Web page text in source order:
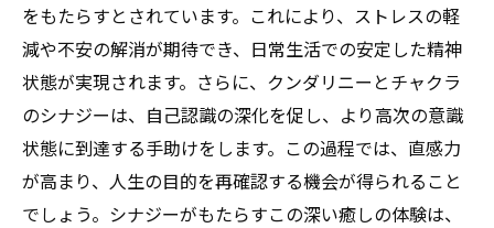
をもたらすとされています。これにより、ストレスの軽
減や不安の解消が期待でき、日常生活での安定した精神
状態が実現されます。さらに、クンダリニーとチャクラ
のシナジーは、自己認識の深化を促し、より高次の意識
状態に到達する手助けをします。この過程では、直感力
が高まり、人生の目的を再確認する機会が得られること
でしょう。シナジーがもたらすこの深い癒しの体験は、